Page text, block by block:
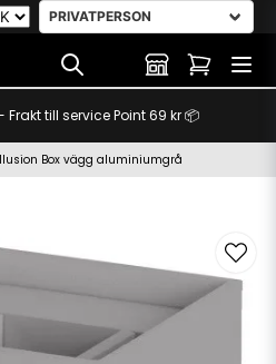
till service Point 69 kr 📦
Box vägg aluminiumgrå